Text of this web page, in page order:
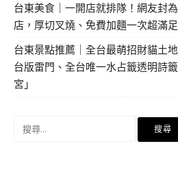
台東美食｜一開店就排隊！網友封
店，厚切叉燒、免費加麵一次超滿足
台東景點推薦｜全台最萌招財貓土
台版雷門、全台唯一水占籤透明詩
宮」